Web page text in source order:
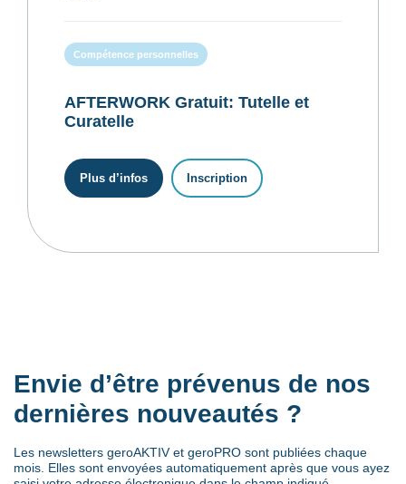
Compétence personnelles
AFTERWORK Gratuit: Tutelle et
Curatelle
Plus d’infos Inscription
Envie d’être prévenus de nos
dernières nouveautés ?
Les newsletters geroAKTIV et geroPRO sont publiées chaque
mois. Elles sont envoyées automatiquement après que vous ayez